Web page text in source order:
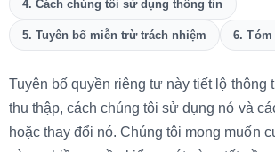
4. Cách chúng tôi sử dụng thông tin
5. Tuyên bố miễn trừ trách nhiệm 6. Tóm
Tuyên bố quyền riêng tư này tiết lộ thông
thu thập, cách chúng tôi sử dụng nó và
hoặc thay đổi nó. Chúng tôi mong muốn